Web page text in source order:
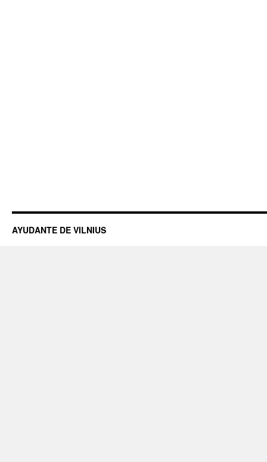
AYUDANTE DE VILNIUS